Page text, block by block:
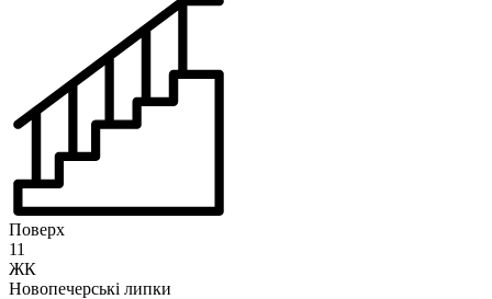
Поверх
11
ЖК
Новопечерські липки